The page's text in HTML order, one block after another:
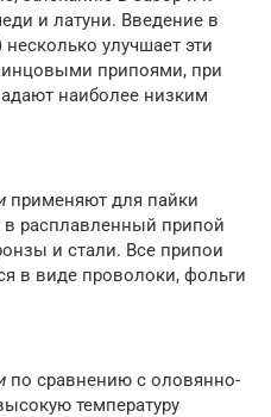
и латуни. Введение в
улучшает эти
припоями, при
наиболее низким
применяют для пайки
расплавленный припой
и стали. Все припои
в виде проволоки, фольги
по сравнению с оловянно-
температуру